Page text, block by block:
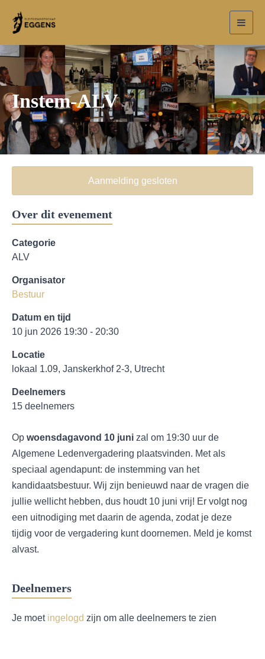
Instem-ALV
Aanmelding gesloten
Over dit evenement
Categorie
ALV
Organisator
Bestuur
Datum en tijd
10 jun 2026 19:30 - 20:30
Locatie
lokaal 1.09, Janskerkhof 2-3, Utrecht
Deelnemers
15 deelnemers
Op woensdagavond 10 juni zal om 19:30 uur de
Algemene Ledenvergadering plaatsvinden. Met als
speciaal agendapunt: de instemming van het
kandidaatsbestuur. Wij zijn benieuwd naar de vragen die
jullie wellicht hebben, dus houdt 10 juni vrij! Er volgt nog
een uitnodiging met daarin de agenda, zodat je deze
tijdig voor de vergadering kunt doornemen. Meld je komst
alvast.
Deelnemers
Je moet ingelogd zijn om alle deelnemers te zien